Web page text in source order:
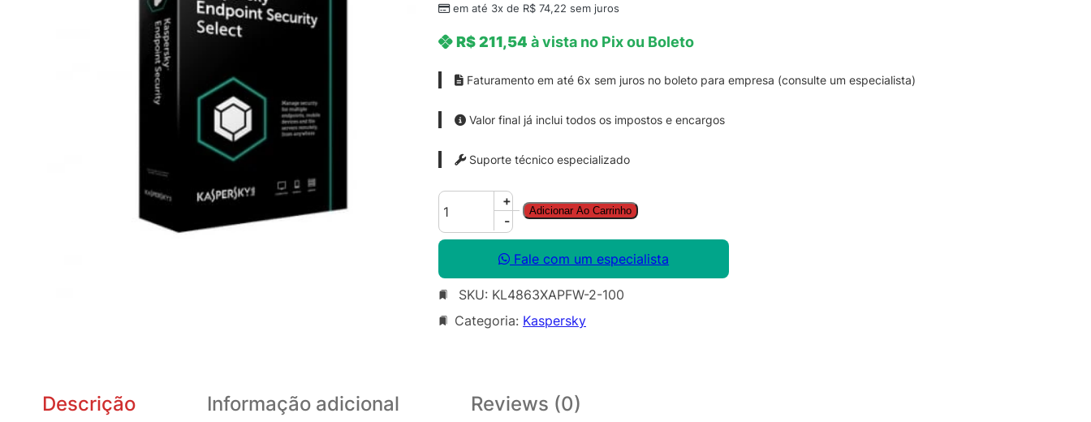
em até 3x de R$ 74,22 sem juros
R$211,54 à vista no Pix ou Boleto
Faturamento em até 6x sem juros no boleto para empresa (consulte um especialista)
Valor final já inclui todos os impostos e encargos
Suporte técnico especializado
K
s
e
r
s
+
-
Adicionar Ao Carrinho
Fale com um especialista
SKU: KL4863XAPFW-2-100
Categoria: Kaspersky
Descrição Informação adicional Reviews (0)